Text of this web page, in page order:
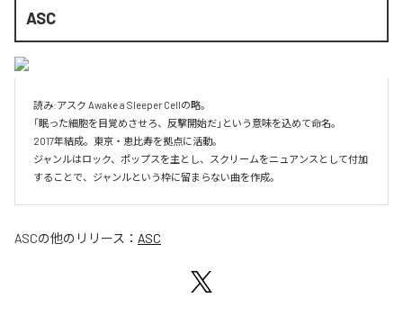
ASC
読み:アスク Awake a Sleeper Cellの略。
「眠った細胞を目覚めさせろ、反撃開始だ」という意味を込めて命名。
2017年結成。東京・恵比寿を拠点に活動。
ジャンルはロック、ポップスを主とし、スクリームをニュアンスとして付加
することで、ジャンルという枠に留まらない曲を作成。
ASCの他のリリース： ASC